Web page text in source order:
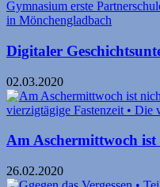
Digitaler
02.03.2020
Am Aschermittwoch
26.02.2020